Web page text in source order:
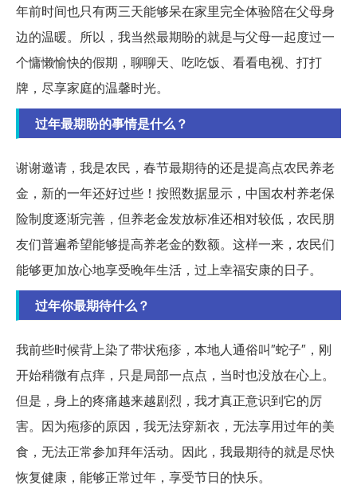
年前时间也只有两三天能够呆在家里完全体验陪在父母身
边的温暖。所以，我当然最期盼的就是与父母一起度过一
个慵懒愉快的假期，聊聊天、吃吃饭、看看电视、打打
牌，尽享家庭的温馨时光。
过年最期盼的事情是什么？
谢谢邀请，我是农民，春节最期待的还是提高点农民养老
金，新的一年还好过些！按照数据显示，中国农村养老保
险制度逐渐完善，但养老金发放标准还相对较低，农民朋
友们普遍希望能够提高养老金的数额。这样一来，农民们
能够更加放心地享受晚年生活，过上幸福安康的日子。
过年你最期待什么？
我前些时候背上染了带状疱疹，本地人通俗叫″蛇子″，刚
开始稍微有点痒，只是局部一点点，当时也没放在心上。
但是，身上的疼痛越来越剧烈，我才真正意识到它的厉
害。因为疱疹的原因，我无法穿新衣，无法享用过年的美
食，无法正常参加拜年活动。因此，我最期待的就是尽快
恢复健康，能够正常过年，享受节日的快乐。